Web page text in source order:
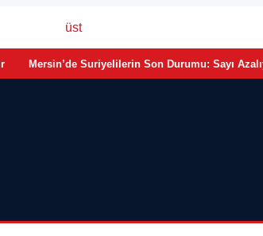
Suriyelilerin Son Durumu: Sayı Azalıyor,